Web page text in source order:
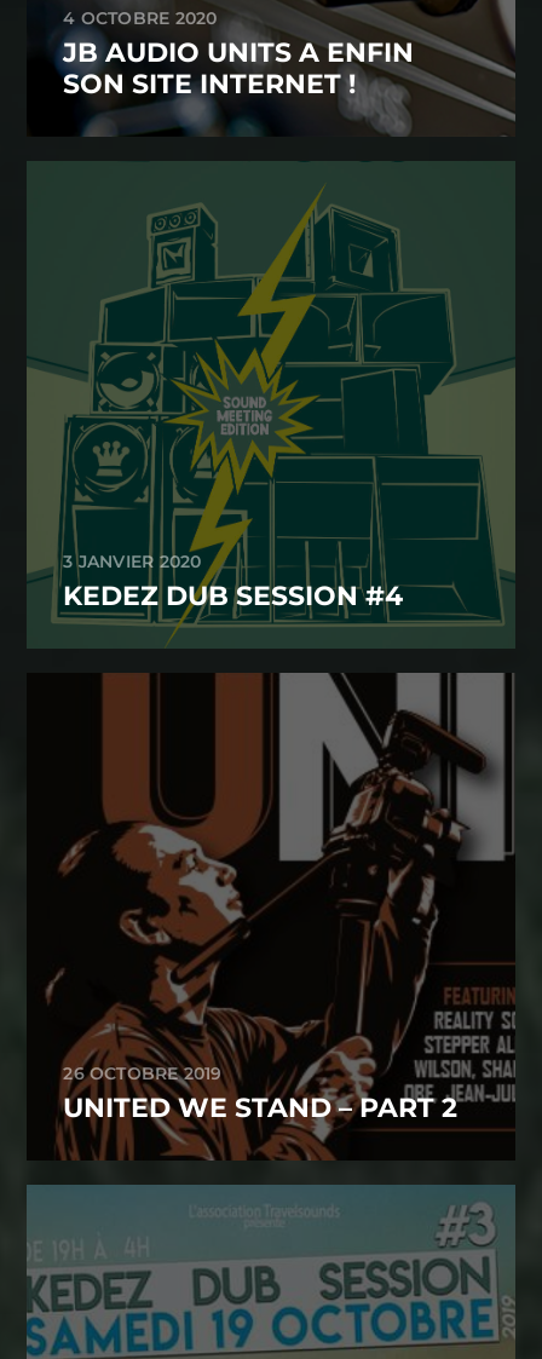
4 OCTOBRE 2020
JB AUDIO UNITS A ENFIN
SON SITE INTERNET !
3 JANVIER 2020
KEDEZ DUB SESSION #4
26 OCTOBRE 2019
UNITED WE STAND – PART 2